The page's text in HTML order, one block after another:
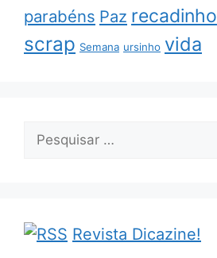
parabéns Paz recadinho
scrap Semana ursinho vida
Pesquisar
Revista Dicazine!